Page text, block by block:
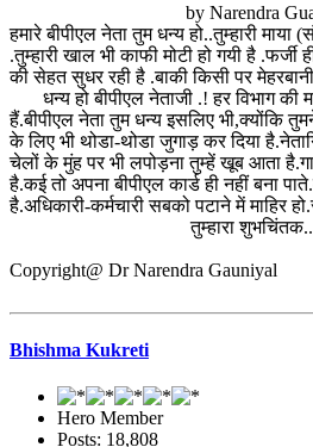
by Narendra
हमारे बीपीएल नेता तुम धन्य हो..तुम्हारी
.तुम्हारी खाल भी काफी मोटी हो गयी है
की सेहत सुधर रही है .बाकी किसी पर मेहरबानी
धन्य हो बीपीएल नेताजी .! हर विभाग की
हैं.बीपीएल नेता तुम धन्य इसलिए भी,क्योंकि
के लिए भी थोडा-थोडा जुगाड़ कर दिया
चेलों के मुंह पर भी लपोड़ना तुम्हें खूब आता
है.कई तो अपना बीपीएल कार्ड ही नहीं बना
है.अधिकारी-कर्मचारी सबको पटाने में
तुम्हारा शुभचिंतक..
Copyright@ Dr Narendra Gauniyal
Bhishma Kukreti
Hero Member
Posts: 18,808